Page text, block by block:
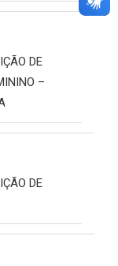
DE
–
DE